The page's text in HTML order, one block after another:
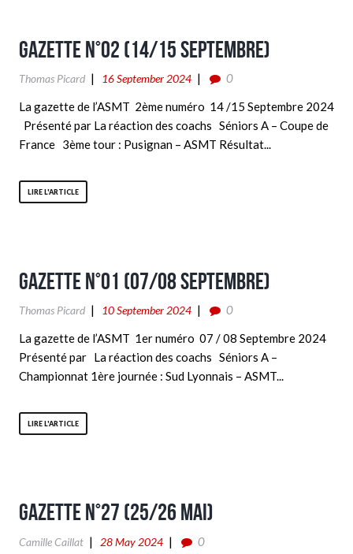
Gazette n°02 (14/15 Septembre)
Thomas Picard 16 September 2024
0
La gazette de l’ASMT 2ème numéro 14 /15 Septembre 2024
Présenté par La réaction des coachs Séniors A – Coupe de
France 3ème tour : Pusignan – ASMT Résultat...
LIRE L'ARTICLE
Gazette n°01 (07/08 Septembre)
Thomas Picard 10 September 2024
0
La gazette de l’ASMT 1er numéro 07 / 08 Septembre 2024
Présenté par La réaction des coachs Séniors A –
Championnat 1ère journée : Sud Lyonnais – ASMT...
LIRE L'ARTICLE
Gazette n°27 (25/26 Mai)
Camille Caillat 28 May 2024 0